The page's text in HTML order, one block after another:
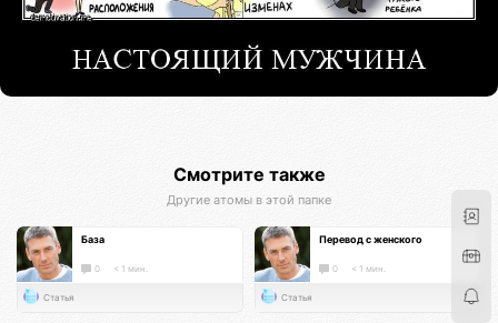
Смотрите также
Другие атомы в этой папке
База
0 < 1 мин.
Статья
Перевод с женского
0 < 1 мин.
Статья